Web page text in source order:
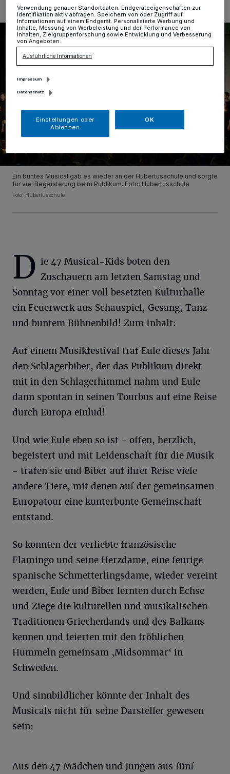
Ein buntes Musical gab es wieder an der Hubertusschule und sorgte
für viel Begeisterung beim Publikum. Foto: Hubertusschule
Foto: Hubertusschule
D ie 47 Musical-Kids boten den
Zuschauern am letzten Samstag und
Sonntag vor einer voll besetzten Kulturhalle
ein Feuerwerk aus Schauspiel, Gesang, Tanz
und buntem Bühnenbild! Zum Inhalt:
Auf einem Musikfestival traf Eule dieses Jahr
den Schlagerbiber, der das Publikum direkt
mit in den Schlagerhimmel nahm und Eule
dann spontan in seinen Tourbus auf eine Reise
durch Europa einlud!
Und wie Eule eben so ist - offen, herzlich,
begeistert und mit Leidenschaft für die Musik
- trafen sie und Biber auf ihrer Reise viele
andere Tiere, mit denen auf der gemeinsamen
Europatour eine kunterbunte Gemeinschaft
entstand.
So konnten der verliebte französische
Flamingo und seine Herzdame, eine feurige
spanische Schmetterlingsdame, wieder vereint
werden, Eule und Biber lernten durch Echse
und Ziege die kulturellen und musikalischen
Traditionen Griechenlands und des Balkans
kennen und feierten mit den fröhlichen
Hummeln gemeinsam ‚Midsommar‘ in
Schweden.
Und sinnbildlicher könnte der Inhalt des
Musicals nicht für seine Darsteller gewesen
sein:
Aus den 47 Mädchen und Jungen aus fünf
Verwendung genauer Standortdaten. Endgeräteeigenschaften zur
Identifikation aktiv abfragen. Speichern von oder Zugriff auf
Informationen auf einem Endgerät. Personalisierte Werbung und
Inhalte, Messung von Werbeleistung und der Performance von
Inhalten, Zielgruppenforschung sowie Entwicklung und Verbesserung
von Angeboten.
Ausführliche Informationen
Impressum
Datenschutz
Einstellungen oder
Ablehnen
OK